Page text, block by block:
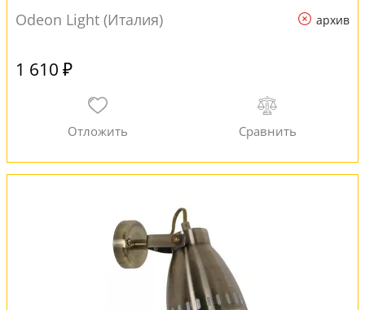
Odeon Light (Италия)
архив
1 610 ₽